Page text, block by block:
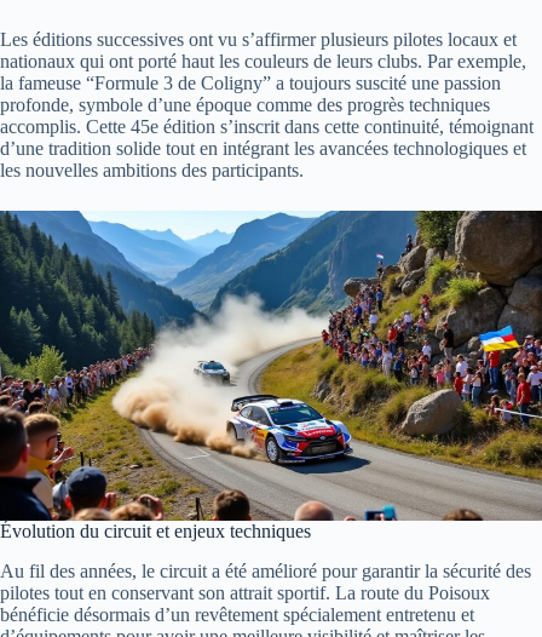
Les éditions successives ont vu s’affirmer plusieurs pilotes locaux et
nationaux qui ont porté haut les couleurs de leurs clubs. Par exemple,
la fameuse “Formule 3 de Coligny” a toujours suscité une passion
profonde, symbole d’une époque comme des progrès techniques
accomplis. Cette 45e édition s’inscrit dans cette continuité, témoignant
d’une tradition solide tout en intégrant les avancées technologiques et
les nouvelles ambitions des participants.
Évolution du circuit et enjeux techniques
Au fil des années, le circuit a été amélioré pour garantir la sécurité des
pilotes tout en conservant son attrait sportif. La route du Poisoux
bénéficie désormais d’un revêtement spécialement entretenu et